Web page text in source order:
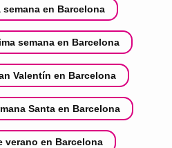
semana en Barcelona
semana en Barcelona
Valentín en Barcelona
Santa en Barcelona
verano en Barcelona